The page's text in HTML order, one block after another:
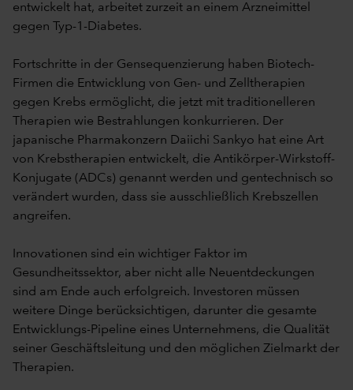
entwickelt hat, arbeitet zurzeit an einem Arzneimittel
gegen Typ-1-Diabetes.
Fortschritte in der Gensequenzierung haben Biotech-
Firmen die Entwicklung von Gen- und Zelltherapien
gegen Krebs ermöglicht, die jetzt mit traditionelleren
Therapien wie Bestrahlungen konkurrieren. Der
japanische Pharmakonzern Daiichi Sankyo hat eine Art
von Krebstherapien entwickelt, die Antikörper-Wirkstoff-
Konjugate (ADCs) genannt werden und gentechnisch so
verändert wurden, dass sie ausschließlich Krebszellen
angreifen.
Innovationen sind ein wichtiger Faktor im
Gesundheitssektor, aber nicht alle Neuentdeckungen
sind am Ende auch erfolgreich. Investoren müssen
weitere Dinge berücksichtigen, darunter die gesamte
Entwicklungs-Pipeline eines Unternehmens, die Qualität
seiner Geschäftsleitung und den möglichen Zielmarkt der
Therapien.